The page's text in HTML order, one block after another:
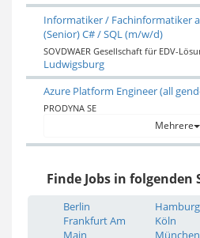
Informatiker / Fachinformatiker
(Senior) C# / SQL (m/w/d)
SOVDWAER Gesellschaft für EDV-
Ludwigsburg
Azure Platform Engineer (all
PRODYNA SE
Mehrere
Finde Jobs in folgenden
Berlin
Frankfurt Am
Main
Hamburg
Köln
München